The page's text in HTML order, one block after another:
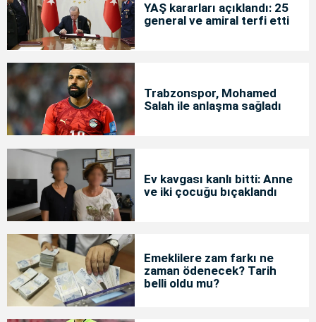
YAŞ kararları açıklandı: 25
general ve amiral terfi etti
Trabzonspor, Mohamed
Salah ile anlaşma sağladı
Ev kavgası kanlı bitti: Anne
ve iki çocuğu bıçaklandı
Emeklilere zam farkı ne
zaman ödenecek? Tarih
belli oldu mu?